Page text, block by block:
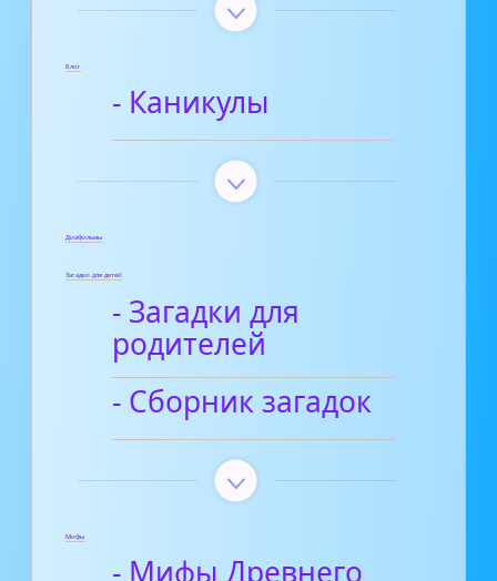
Блог
- Каникулы
Диафильмы
Загадки для детей
- Загадки для
родителей
- Сборник загадок
Мифы
- Мифы Древнего